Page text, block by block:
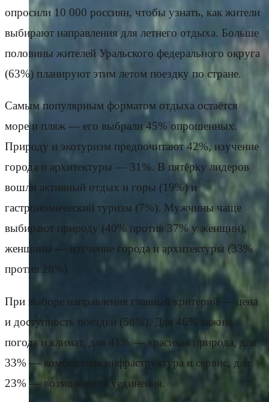
опросили 10 000 россиян, чтобы узнать, как жители
выбирают направления для летнего отдыха. Больше
половины жителей Уральского федерального округа
(63%) планируют этим летом поездку по стране.
Самым популярным форматом отдыха остаётся
море и пляж — его выбрали 45% опрошенных.
Природу и экотуризм предпочитают 42%, изучение
города и архитектуры — 31%. В пятёрку лидеров
вошли активный отдых и горы (19%) и
гастрономический туризм (7%). Мужчины чаще
выбирают природу (40% против 37% у женщин),
женщины — изучение города и архитектуры (33%
против 28%).
При выборе направления главный критерий — цена
и доступность поездки (58%). Для 46% важны
погода и климат, для 41% — красивая природа, для
33% — комфортная инфраструктура и сервис, для
23% — возможность уединения.